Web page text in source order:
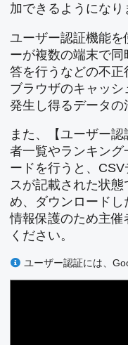
加できるようになり
ユーザー認証機能
ーが複数の端末で
答を行うなどの不
ブラウザのキャッ
発生し得るデータの
また、【ユーザー
者一覧やランキング
ードを行うと、
スが記載された状
め、ダウンロードし
情報保護のため主
ください。
ユーザー認証には、